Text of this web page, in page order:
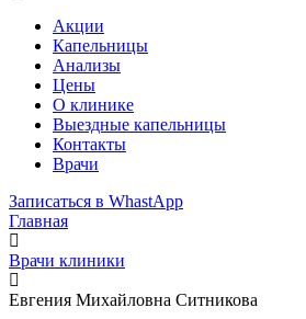
Акции
Капельницы
Анализы
Цены
О клинике
Выездные капельницы
Контакты
Врачи
Записаться в WhastApp
Главная
Врачи клиники
Евгения Михайловна Ситникова